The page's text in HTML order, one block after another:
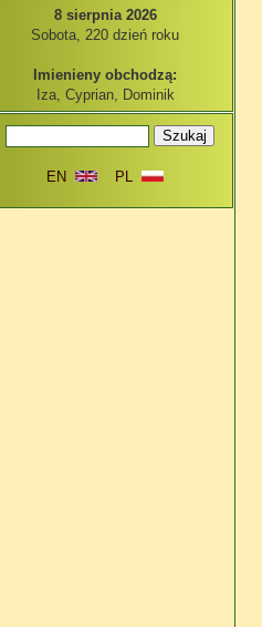
8 sierpnia 2026
Sobota, 220 dzień roku
Imienieny obchodzą:
Iza, Cyprian, Dominik
EN PL